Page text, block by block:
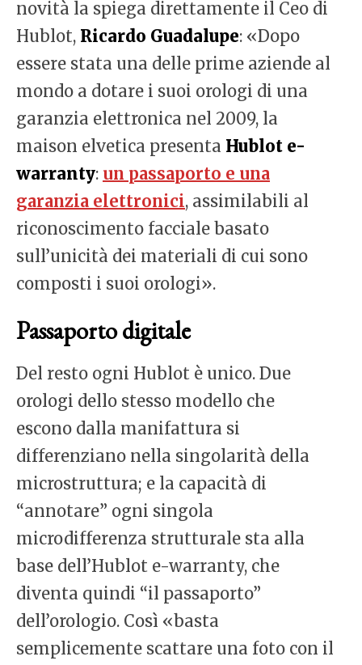
novità la spiega direttamente il Ceo di
Hublot, Ricardo Guadalupe: «Dopo
essere stata una delle prime aziende al
mondo a dotare i suoi orologi di una
garanzia elettronica nel 2009, la
maison elvetica presenta Hublot e-
warranty: un passaporto e una
garanzia elettronici, assimilabili al
riconoscimento facciale basato
sull’unicità dei materiali di cui sono
composti i suoi orologi».
Passaporto digitale
Del resto ogni Hublot è unico. Due
orologi dello stesso modello che
escono dalla manifattura si
differenziano nella singolarità della
microstruttura; e la capacità di
“annotare” ogni singola
microdifferenza strutturale sta alla
base dell’Hublot e-warranty, che
diventa quindi “il passaporto”
dell’orologio. Così «basta
semplicemente scattare una foto con il